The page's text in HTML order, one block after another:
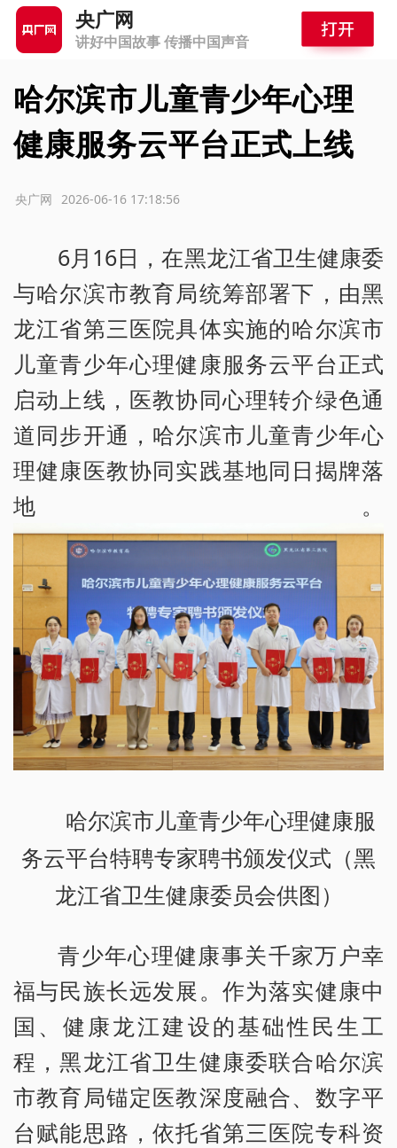
央广网
讲好中国故事 传播中国声音
哈尔滨市儿童青少年心理
健康服务云平台正式上线
2026-06-16 17:18:56
央广网
6月16日，在黑龙江省卫生健康委
与哈尔滨市教育局统筹部署下，由黑
龙江省第三医院具体实施的哈尔滨市
儿童青少年心理健康服务云平台正式
启动上线，医教协同心理转介绿色通
道同步开通，哈尔滨市儿童青少年心
理健康医教协同实践基地同日揭牌落
地。
哈尔滨市儿童青少年心理健康服
务云平台特聘专家聘书颁发仪式（黑
龙江省卫生健康委员会供图）
青少年心理健康事关千家万户幸
福与民族长远发展。作为落实健康中
国、健康龙江建设的基础性民生工
程，黑龙江省卫生健康委联合哈尔滨
市教育局锚定医教深度融合、数字平
台赋能思路，依托省第三医院专科资